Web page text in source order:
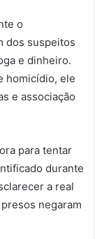
o
dos suspeitos
e dinheiro.
homicídio, ele
e associação
para tentar
durante
a real
negaram